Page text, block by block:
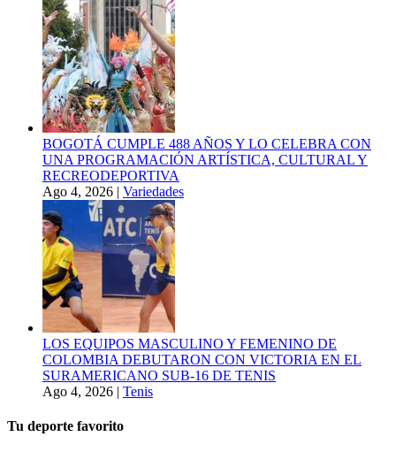
BOGOTÁ CUMPLE 488 AÑOS Y LO CELEBRA CON
UNA PROGRAMACIÓN ARTÍSTICA, CULTURAL Y
RECREODEPORTIVA
Ago 4, 2026 | Variedades
LOS EQUIPOS MASCULINO Y FEMENINO DE
COLOMBIA DEBUTARON CON VICTORIA EN EL
SURAMERICANO SUB-16 DE TENIS
Ago 4, 2026 | Tenis
Tu deporte favorito